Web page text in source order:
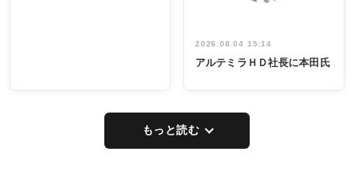
2026.08.04 15:14
アルテミラＨＤ社長に本田氏
もっと読む